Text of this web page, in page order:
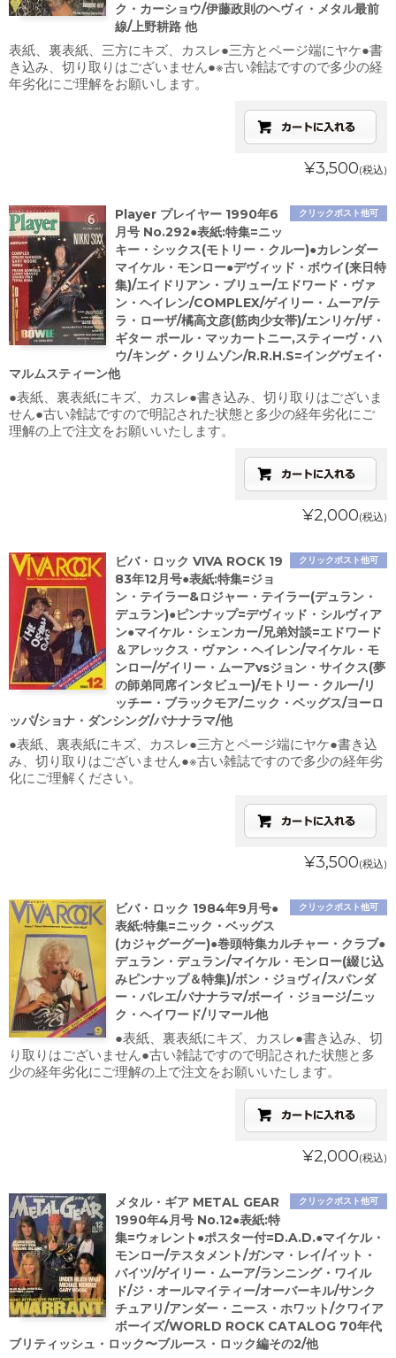
ク・カーショウ/伊藤政則のヘヴィ・メタル最前
線/上野耕路 他
表紙、裏表紙、三方にキズ、カスレ●三方とページ端にヤケ●書
き込み、切り取りはございません●※古い雑誌ですので多少の経
年劣化にご理解をお願いします。
¥3,500(税込)
クリックポスト他可
Player プレイヤー 1990年6
月号 No.292●表紙:特集=ニッ
キー・シックス(モトリー・クルー)●カレンダー
マイケル・モンロー●デヴィッド・ボウイ(来日特
集)/エイドリアン・ブリュー/エドワード・ヴァ
ン・ヘイレン/COMPLEX/ゲイリー・ムーア/テ
ラ・ローザ/橘高文彦(筋肉少女帯)/エンリケ/ザ・
ギター ポール・マッカートニー,スティーヴ・ハ
ウ/キング・クリムゾン/R.R.H.S=イングヴェイ･
マルムスティーン他
●表紙、裏表紙にキズ、カスレ●書き込み、切り取りはございま
せん●古い雑誌ですので明記された状態と多少の経年劣化にご
理解の上で注文をお願いいたします。
¥2,000(税込)
クリックポスト他可
ビバ・ロック VIVA ROCK 19
83年12月号●表紙:特集=ジョ
ン・テイラー&ロジャー・テイラー(デュラン・
デュラン)●ピンナップ=デヴィッド・シルヴィア
ン●マイケル・シェンカー/兄弟対談=エドワード
＆アレックス・ヴァン・ヘイレン/マイケル・モ
ンロー/ゲイリー・ムーアvsジョン・サイクス(夢
の師弟同席インタビュー)/モトリー・クルー/リ
ッチー・ブラックモア/ニック・ベッグス/ヨーロ
ッパ/ショナ・ダンシング/バナナラマ/他
●表紙、裏表紙にキズ、カスレ●三方とページ端にヤケ●書き込
み、切り取りはございません●※古い雑誌ですので多少の経年劣
化にご理解ください。
¥3,500(税込)
クリックポスト他可
ビバ・ロック 1984年9月号●
表紙:特集=ニック・ベッグス
(カジャグーグー)●巻頭特集カルチャー・クラブ●
デュラン・デュラン/マイケル・モンロー(綴じ込
みピンナップ＆特集)/ボン・ジョヴィ/スパンダ
ー・バレエ/バナナラマ/ボーイ・ジョージ/ニッ
ク・ヘイワード/リマール他
●表紙、裏表紙にキズ、カスレ●書き込み、切
り取りはございません●古い雑誌ですので明記された状態と多
少の経年劣化にご理解の上で注文をお願いいたします。
¥2,000(税込)
クリックポスト他可
メタル・ギア METAL GEAR
1990年4月号 No.12●表紙:特
集=ウォレント●ポスター付=D.A.D.●マイケル・
モンロー/テスタメント/ガンマ・レイ/イット・
バイツ/ゲイリー・ムーア/ランニング・ワイル
ド/ジ・オールマイティー/オーバーキル/サンク
チュアリ/アンダー・ニース・ホワット/クワイア
ボーイズ/WORLD ROCK CATALOG 70年代
ブリティッシュ・ロック〜ブルース・ロック編その2/他